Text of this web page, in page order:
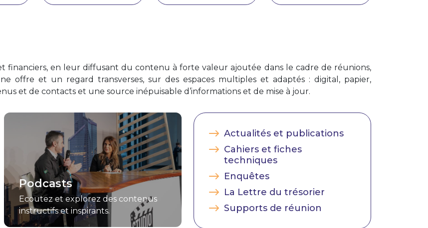
financiers, en leur diffusant du contenu à forte valeur ajoutée dans le cadre de réunions,
offre et un regard transverses, sur des espaces multiples et adaptés : digital, papier,
et de contacts et une source inépuisable d’informations et de mise à jour.
Podcasts
Ecoutez et explorez des contenus
instructifs et inspirants.
Actualités et publications
Cahiers et fiches
techniques
Enquêtes
La Lettre du trésorier
Supports de réunion